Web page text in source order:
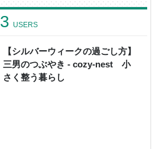
【シルバーウィークの過ごし方】
三男のつぶやき - cozy-nest 小
さく整う暮らし
3 USERS